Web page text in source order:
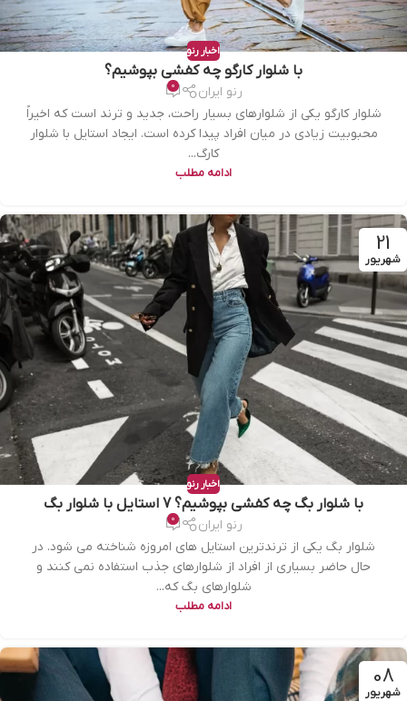
اخبار رنو
با شلوار کارگو چه کفشی بپوشیم؟
رنو ایران 0
شلوار کارگو یکی از شلوارهای بسیار راحت، جدید و ترند است که اخیراً
محبوبیت زیادی در میان افراد پیدا کرده است. ایجاد استایل با شلوار
کارگ...
ادامه مطلب
21
شهریور
اخبار رنو
با شلوار بگ چه کفشی بپوشیم؟ 7 استایل با شلوار بگ
رنو ایران 0
شلوار بگ یکی از ترندترین استایل های امروزه شناخته می شود. در
حال حاضر بسیاری از افراد از شلوارهای جذب استفاده نمی کنند و
شلوارهای بگ که...
ادامه مطلب
08
شهریور